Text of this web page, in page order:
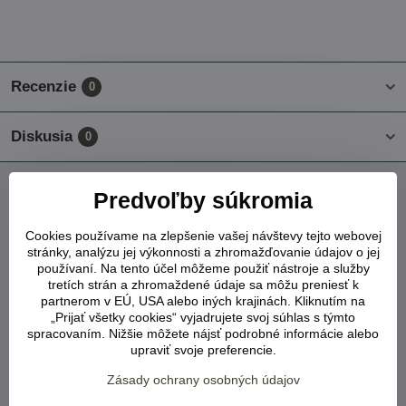
Recenzie 0
Diskusia 0
FacebookTwitter BlueskyPinterestRedditLinkedInWhatsApp
Chamaerops Humilis 45 L
NA SKLADE MRAZUVZDORNÁ -15°C
Dovoz SK 2024
! BENEFIT zľava do -25% ÁNO
Na túto rastlinu poskytneme zľavu -20% na pol.kryt
Viď status produktu
Predvoľby súkromia
Cookies používame na zlepšenie vašej návštevy tejto webovej
stránky, analýzu jej výkonnosti a zhromažďovanie údajov o jej
používaní. Na tento účel môžeme použiť nástroje a služby
tretích strán a zhromaždené údaje sa môžu preniesť k
partnerom v EÚ, USA alebo iných krajinách. Kliknutím na
„Prijať všetky cookies“ vyjadrujete svoj súhlas s týmto
spracovaním. Nižšie môžete nájsť podrobné informácie alebo
upraviť svoje preferencie.
Zásady ochrany osobných údajov